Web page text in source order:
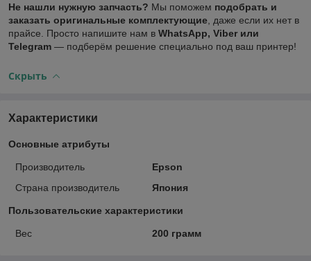
Не нашли нужную запчасть? Мы поможем подобрать и
заказать оригинальные комплектующие , даже если их нет в
прайсе. Просто напишите нам в WhatsApp, Viber или
Telegram — подберём решение специально под ваш принтер!
Скрыть
Характеристики
Основные атрибуты
Производитель
Epson
Страна производитель
Япония
Пользовательские характеристики
Вес 200 грамм